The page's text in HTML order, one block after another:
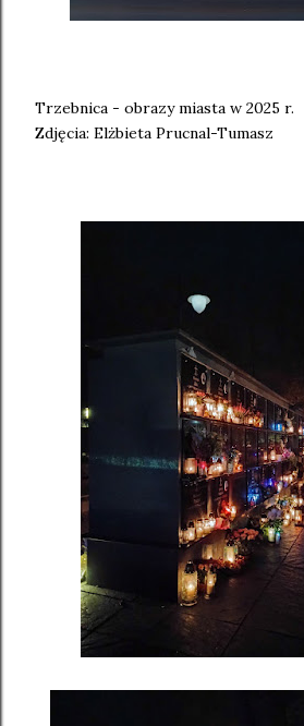
Trzebnica - obrazy miasta w 2025 r.
Zdjęcia: Elżbieta Prucnal-Tumasz